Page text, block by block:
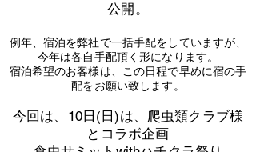
公開。
例年、宿泊を弊社で一括手配をしていますが、
今年は各自手配頂く形になります。
​宿泊希望のお客様は、この日程で早めに宿の手
配をお願い致します。
​今回は、10日(日)は、爬虫類クラブ様
とコラボ企画